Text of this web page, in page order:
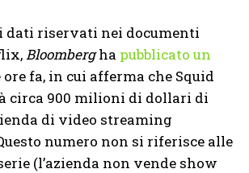
dati riservati nei documenti
Bloombergha pubblicato un
ore fa, in cui afferma che Squid
circa 900 milioni di dollari di
di video streaming
numero non si riferisce alle
(l’azienda non vende show